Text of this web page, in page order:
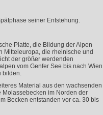
seiner Entstehung.
Platte, die Bildung der Alpen
Mitteleuropa, die rheinische und
der größer werdenden
vom Genfer See bis nach Wien
bilden.
Material aus den wachsenden
im Norden der
Becken entstanden vor ca. 30 bis